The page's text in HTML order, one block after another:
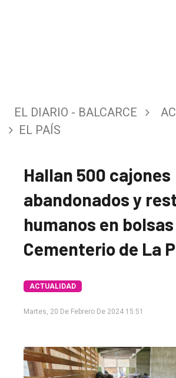
EL DIARIO - BALCARCE
EL PAÍS
Hallan 500 cajones
abandonados y
humanos en
Cementerio de La
ACTUALIDAD
Martes, 20 De Febrero De 2024 15:51